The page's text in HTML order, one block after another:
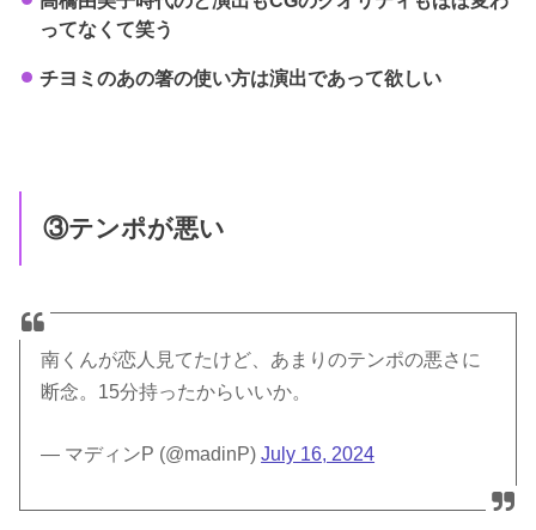
ってなくて笑う
チヨミのあの箸の使い方は演出であって欲しい
③テンポが悪い
南くんが恋人見てたけど、あまりのテンポの悪さに
断念。15分持ったからいいか。
— マディンP (@madinP)July 16, 2024